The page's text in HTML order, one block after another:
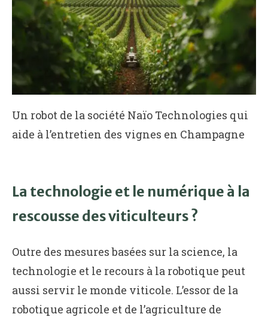
Un robot de la société Naïo Technologies qui
aide à l’entretien des vignes en Champagne
La technologie et le numérique à la
rescousse des viticulteurs ?
Outre des mesures basées sur la science, la
technologie et le recours à la robotique peut
aussi servir le monde viticole. L’essor de la
robotique agricole et de l’agriculture de